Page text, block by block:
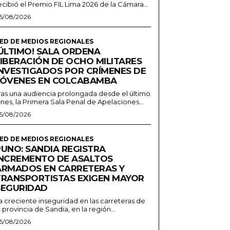
el Premio FIL Lima 2026 de la Cámara...
08/2026
DE MEDIOS REGIONALES
SALA ORDENA
DE OCHO MILITARES
POR CRÍMENES DE
EN COLCABAMBA
una audiencia prolongada desde el último
la Primera Sala Penal de Apelaciones...
08/2026
DE MEDIOS REGIONALES
SANDIA REGISTRA
DE ASALTOS
EN CARRETERAS Y
EXIGEN MAYOR
creciente inseguridad en las carreteras de
provincia de Sandia, en la región...
08/2026